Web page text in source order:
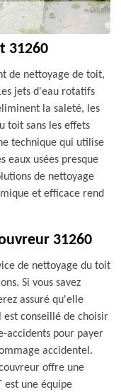
31260
de nettoyage de toit,
jets d'eau rotatifs
la saleté, les
toit sans les effets
technique qui utilise
eaux usées presque
de nettoyage
et efficace rend
31260
de nettoyage du toit
Si vous savez
assuré qu'elle
est conseillé de choisir
accidents pour payer
accidentel.
offre une
est une équipe